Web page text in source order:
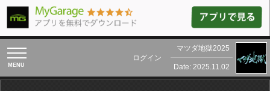
toggle
navigation
ログイン
マツダ地獄2025
Date: 2025.11.02